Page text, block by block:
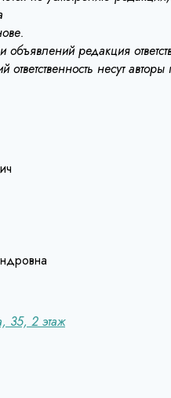
редакция
несут
35, 2 этаж